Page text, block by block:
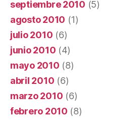
septiembre 2010 (5)
agosto 2010 (1)
julio 2010 (6)
junio 2010 (4)
mayo 2010 (8)
abril 2010 (6)
marzo 2010 (6)
febrero 2010 (8)